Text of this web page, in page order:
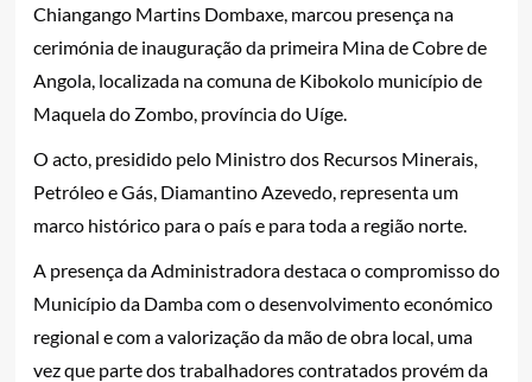
Chiangango Martins Dombaxe, marcou presença na
cerimónia de inauguração da primeira Mina de Cobre de
Angola, localizada na comuna de Kibokolo município de
Maquela do Zombo, província do Uíge.
O acto, presidido pelo Ministro dos Recursos Minerais,
Petróleo e Gás, Diamantino Azevedo, representa um
marco histórico para o país e para toda a região norte.
A presença da Administradora destaca o compromisso do
Município da Damba com o desenvolvimento económico
regional e com a valorização da mão de obra local, uma
vez que parte dos trabalhadores contratados provém da